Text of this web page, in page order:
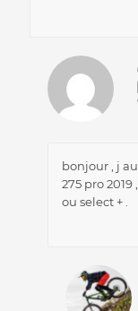
bonjour , j
275 pro
ou select + .